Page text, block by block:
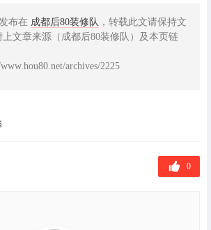
布在 成都后80装修队 ，转载此文请保持文
文章来源（成都后80装修队）及本页链
archives/2225
0